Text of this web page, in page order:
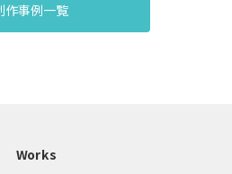
作事例一覧